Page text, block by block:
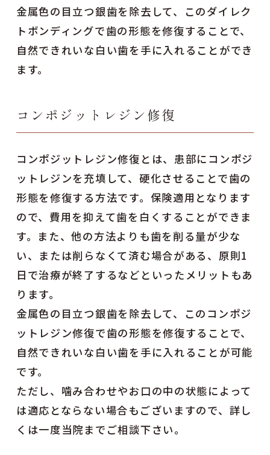
金属色の目立つ銀歯を除去して、このダイレク
トボンディングで歯の形態を修復することで、
自然できれいな白い歯を手に入れることができ
ます。
コンポジットレジン修復
コンポジットレジン修復とは、患部にコンポジ
ットレジンを充填して、硬化させることで歯の
形態を修復する方法です。保険適用となります
ので、費用を抑えて歯を白くすることができま
す。また、他の方法よりも歯を削る量が少な
い、または削らなくて済む場合がある、原則1
日で治療が終了するなどといったメリットもあ
ります。
金属色の目立つ銀歯を除去して、このコンポジ
ットレジン修復で歯の形態を修復することで、
自然できれいな白い歯を手に入れることが可能
です。
ただし、噛み合わせやお口の中の状態によって
は適応とならない場合もございますので、詳し
くは一度当院までご相談下さい。